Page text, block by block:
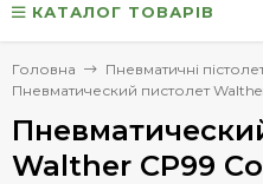
КАТАЛОГ ТОВАРІВ
Головна Пневматичні
Пневматический пистолет
Walther CP99